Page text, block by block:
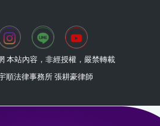
本站內容，非經授權，嚴禁轉載
順法律事務所 張耕豪律師